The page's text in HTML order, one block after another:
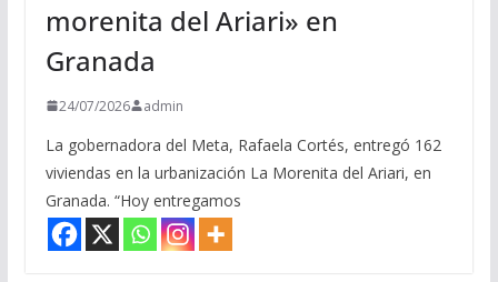
morenita del Ariari» en
Granada
24/07/2026 admin
La gobernadora del Meta, Rafaela Cortés, entregó 162
viviendas en la urbanización La Morenita del Ariari, en
Granada. “Hoy entregamos